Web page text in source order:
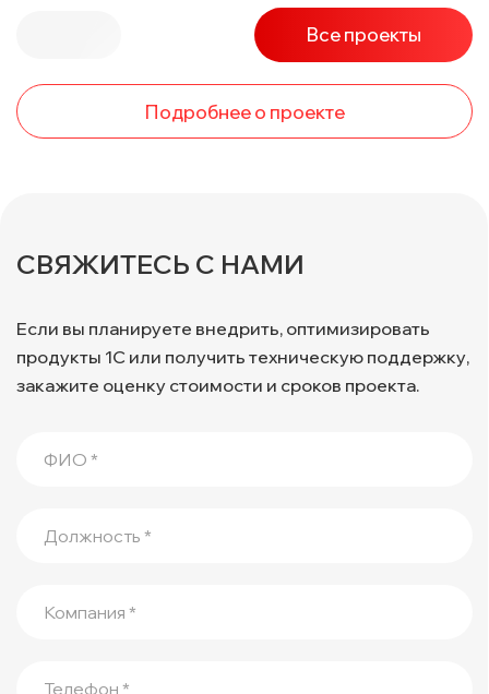
Подробнее о проекте
Все проекты
СВЯЖИТЕСЬ С НАМИ
Если вы планируете внедрить, оптимизировать
продукты 1С или получить техническую поддержку,
закажите оценку стоимости и сроков проекта.
ФИО *
Должность *
Компания *
Телефон *